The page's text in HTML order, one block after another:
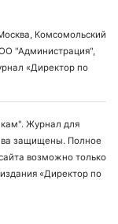
Комсомольский
"Администрация",
«Директор по
Журнал для
защищены. Полное
возможно только
«Директор по